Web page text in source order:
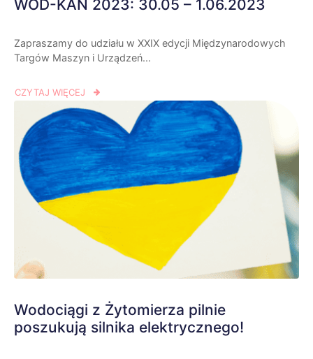
WOD-KAN 2023: 30.05 – 1.06.2023
Zapraszamy do udziału w XXIX edycji Międzynarodowych
Targów Maszyn i Urządzeń...
CZYTAJ WIĘCEJ
Wodociągi z Żytomierza pilnie
poszukują silnika elektrycznego!